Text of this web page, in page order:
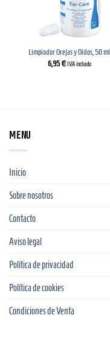
Limpiador Orejas y Oídos, 50 ml
6,95€ IVA incluido
MENU
Inicio
Sobre nosotros
Contacto
Aviso legal
Política de privacidad
Política de cookies
Condiciones de Venta